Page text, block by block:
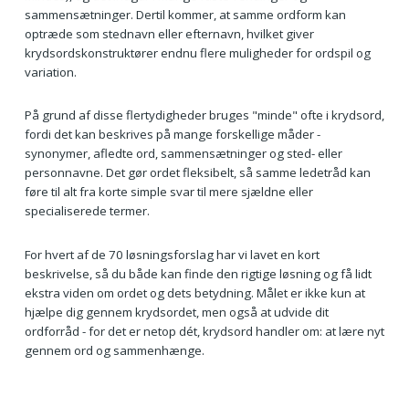
sammensætninger. Dertil kommer, at samme ordform kan
optræde som stednavn eller efternavn, hvilket giver
krydsordskonstruktører endnu flere muligheder for ordspil og
variation.
På grund af disse flertydigheder bruges "minde" ofte i krydsord,
fordi det kan beskrives på mange forskellige måder -
synonymer, afledte ord, sammensætninger og sted- eller
personnavne. Det gør ordet fleksibelt, så samme ledetråd kan
føre til alt fra korte simple svar til mere sjældne eller
specialiserede termer.
For hvert af de 70 løsningsforslag har vi lavet en kort
beskrivelse, så du både kan finde den rigtige løsning og få lidt
ekstra viden om ordet og dets betydning. Målet er ikke kun at
hjælpe dig gennem krydsordet, men også at udvide dit
ordforråd - for det er netop dét, krydsord handler om: at lære nyt
gennem ord og sammenhænge.